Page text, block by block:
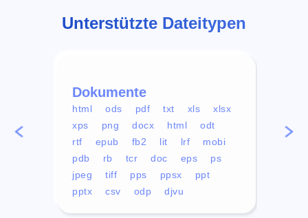
Unterstützte Dateitypen
Dokumente
html ods pdf txt xls
xlsx
xps
png docx html
odt
rtf
epub fb2 lit lrf
mobi
pdb
rb tcr doc eps
ps
jpeg
tiff pps ppsx
ppt
pptx
csv odp djvu
mp4